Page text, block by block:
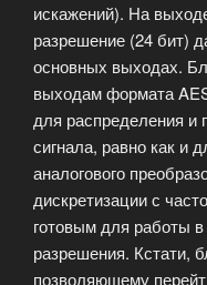
искажений). На
разрешение (24 бит)
основных выходах.
выходам формата
для распределения и
сигнала, равно как и
аналогового
дискретизации с
готовым для работы
разрешения. Кстати,
позволяющему